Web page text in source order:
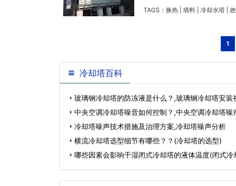
TAGS： 换热 填料 冷却水塔
1
冷却塔百科
玻璃钢冷却塔的防冻液是什么？,玻璃钢冷却塔安
中央空调冷却塔噪音如何控制？,中央空调冷却塔
冷却塔噪声技术措施及治理方案,冷却塔噪声分析
横流冷却塔选型细节有哪些？？(冷却塔的选型)
哪些因素会影响干湿闭式冷却塔的液体温度(闭式冷
药么)…